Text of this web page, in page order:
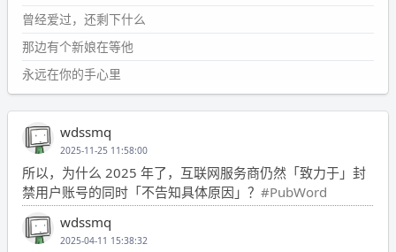
曾经爱过，还剩下什么
那边有个新娘在等他
永远在你的手心里
wdssmq
2025-11-25 11:58:00
所以，为什么 2025 年了，互联网服务商仍然「致力于」封
禁用户账号的同时「不告知具体原因」？ #PubWord
wdssmq
2025-04-11 15:38:32